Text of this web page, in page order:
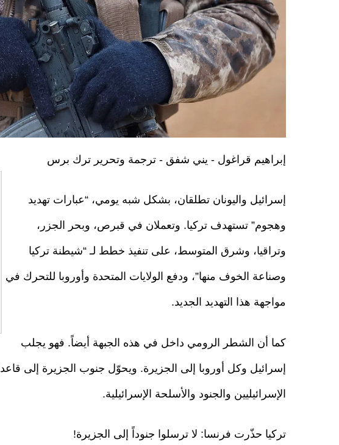
إبراهيم قراغول - يني شفق - ترجمة وتحرير ترك برس
إسرائيل واليونان تطلقان، بشكل شبه يومي، “عبارات تهديد
وهجوم” تستهدف تركيا. وتعملان في قبرص، وبحر الجزر،
وتراقيا، وشرق المتوسط، على تنفيذ خطط لـ “شيطنة تركيا
وصناعة الخوف منها”، ودفع الولايات المتحدة وأوروبا للتحرك في
مواجهة هذا التهديد الجديد.
كما أن الشطر الرومي داخل في هذه الجبهة أيضاً. فهو يجلب
إسرائيل وكل أوروبا إلى الجزيرة. ويحوّل جنوب الجزيرة إلى
الإسرائيليين والجنود والأسلحة الإسرائيلية.
تركيا حذّرت فرنسا: لا ترسلوا جنوداً إلى الجزيرة!